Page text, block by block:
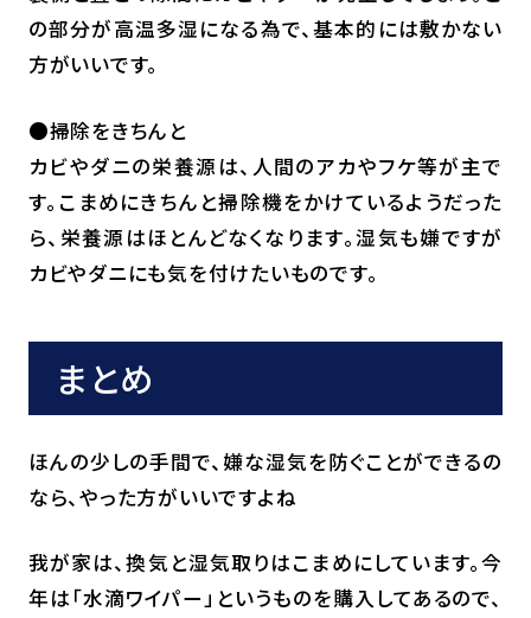
の部分が高温多湿になる為で、基本的には敷かない
方がいいです。
●掃除をきちんと
カビやダニの栄養源は、人間のアカやフケ等が主で
す。こまめにきちんと掃除機をかけているようだった
ら、栄養源はほとんどなくなります。湿気も嫌ですが
カビやダニにも気を付けたいものです。
まとめ
ほんの少しの手間で、嫌な湿気を防ぐことができるの
なら、やった方がいいですよね
我が家は、換気と湿気取りはこまめにしています。今
年は「水滴ワイパー」というものを購入してあるので、